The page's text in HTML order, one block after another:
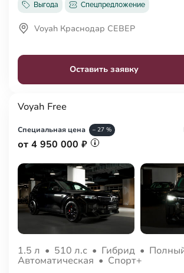
Выгода Спецпредложение
Оставить заявку
Voyah Краснодар СЕВЕР
Voyah Free
Специальная цена – 27 %
от 4 950 000 ₽
1.5 л • 510 л.с • Гибрид •
Автоматическая • Спорт+